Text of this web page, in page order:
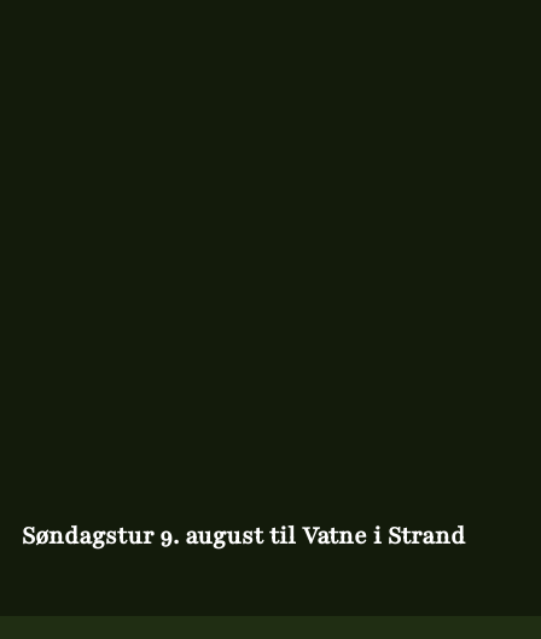
Søndagstur 9. august til Vatne i Strand